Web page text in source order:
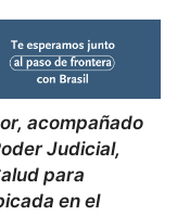
acompañado
Judicial,
para
en el